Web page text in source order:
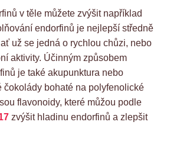
v těle můžete zvýšit například
endorfinů je nejlepší středně
už se jedná o rychlou chůzi, nebo
aktivity. Účinným způsobem
je také akupunktura nebo
čokolády bohaté na polyfenolické
flavonoidy, které můžou podle
zvýšit hladinu endorfinů a zlepšit